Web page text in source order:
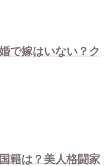
で嫁はいない？ク
籍は？美人格闘家